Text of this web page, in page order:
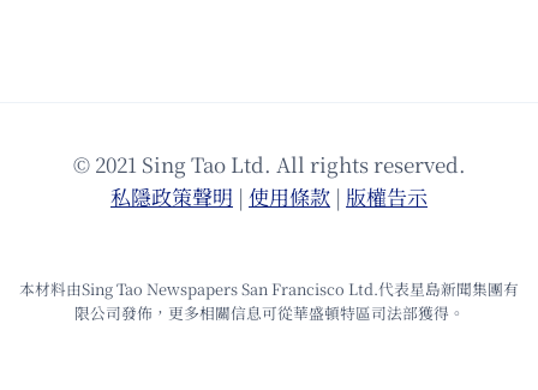
© 2021 Sing Tao Ltd. All rights reserved.
私隱政策聲明 | 使⽤條款 | 版權告⽰
本材料由Sing Tao Newspapers San Francisco Ltd.代表星島新聞集團有
限公司發佈，更多相關信息可從華盛頓特區司法部獲得。